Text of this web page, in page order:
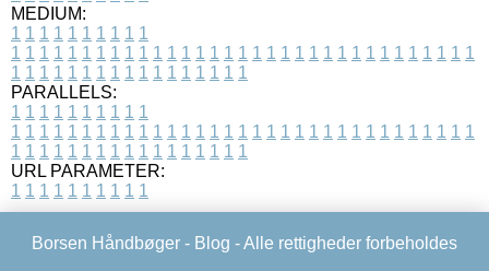
MEDIUM:
1 1 1 1 1 1 1 1 1 1
1 1 1 1 1 1 1 1 1 1 1 1 1 1 1 1 1 1 1 1 1 1 1 1 1 1 1 1 1 1 1 1 1
1 1 1 1 1 1 1 1 1 1 1 1 1 1 1 1 1
PARALLELS:
1 1 1 1 1 1 1 1 1 1
1 1 1 1 1 1 1 1 1 1 1 1 1 1 1 1 1 1 1 1 1 1 1 1 1 1 1 1 1 1 1 1 1
1 1 1 1 1 1 1 1 1 1 1 1 1 1 1 1 1
URL PARAMETER:
1 1 1 1 1 1 1 1 1 1
Borsen Håndbøger - Blog - Alle rettigheder forbeholdes